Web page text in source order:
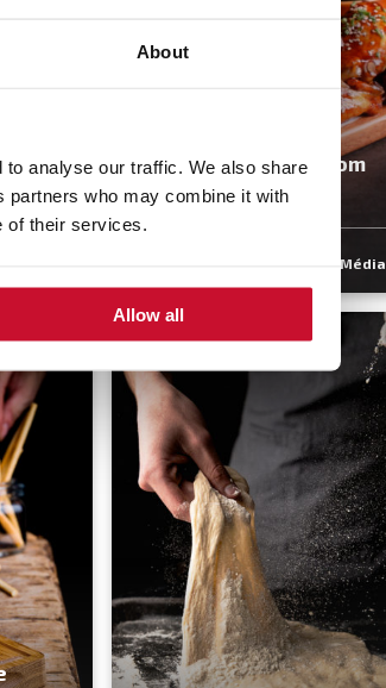
About
analyse our traffic. We also share
partners who may combine it with
of their services.
Allow all
Asinhas de Frango com
molho Teriyaki
Média